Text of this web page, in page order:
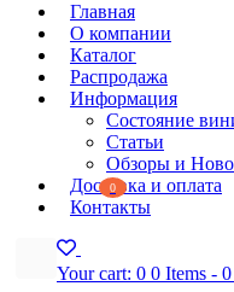
Главная
О компании
Каталог
Распродажа
Информация
Состояние
Статьи
Обзоры и
Доставка и оплата
Контакты
0
Your cart: 0 0 Items -